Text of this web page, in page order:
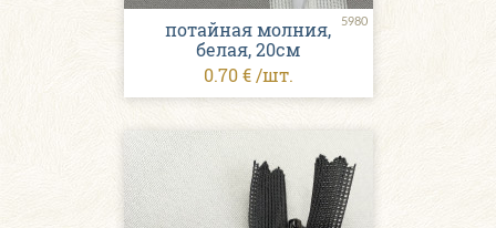
5980
потайная молния,
белая, 20см
0.70 € /шт.